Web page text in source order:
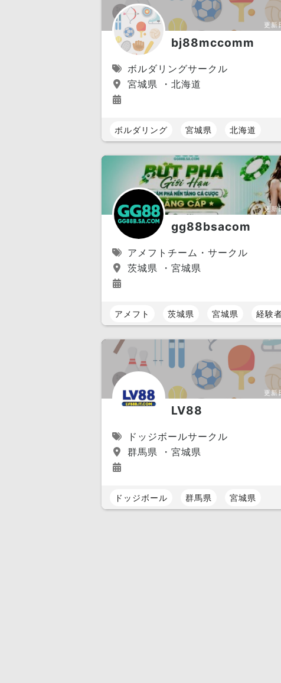
更新
bj88mccomm
ボルダリングサークル
宮城県 ・北海道
ボルダリング 宮城県 北海道
更新
gg88bsacom
アメフトチーム・サークル
茨城県 ・宮城県
アメフト 茨城県 宮城県 経験
更新
LV88
ドッジボールサークル
群馬県 ・宮城県
ドッジボール 群馬県 宮城県